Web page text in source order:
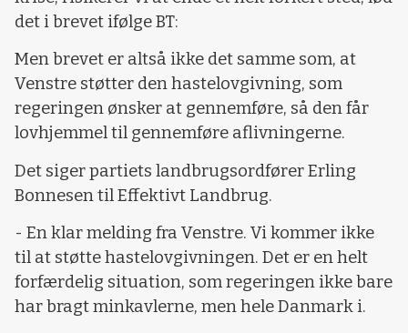
det i brevet ifølge BT:
Men brevet er altså ikke det samme som, at
Venstre støtter den hastelovgivning, som
regeringen ønsker at gennemføre, så den får
lovhjemmel til gennemføre aflivningerne.
Det siger partiets landbrugsordfører Erling
Bonnesen til Effektivt Landbrug.
- En klar melding fra Venstre. Vi kommer ikke
til at støtte hastelovgivningen. Det er en helt
forfærdelig situation, som regeringen ikke bare
har bragt minkavlerne, men hele Danmark i.